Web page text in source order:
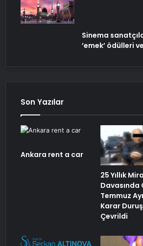
Sinema
’emek’ ödülleri
Son Yazılar
Ankara rent a car
25 Yıllık
Davasında
Temmuz
Karar
Çevrildi